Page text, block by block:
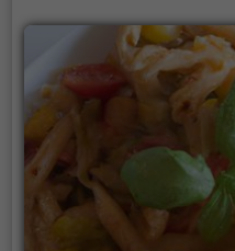
Ambiente und
Köstlichkeiten.
gemütlicher Runde
griechische
ein entspanntes
geselligen Abend mit
auf seine
Zorbas freut sich
verwöhnen.